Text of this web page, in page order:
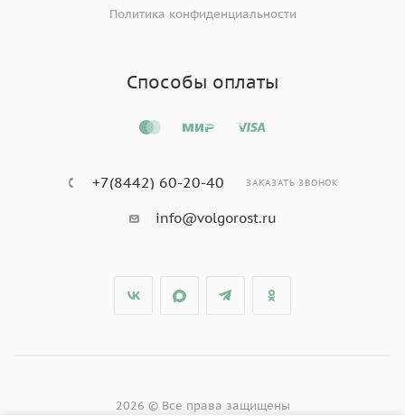
Политика конфиденциальности
Способы оплаты
+7(8442) 60-20-40 ЗАКАЗАТЬ ЗВОНОК
info@volgorost.ru
2026 © Все права защищены